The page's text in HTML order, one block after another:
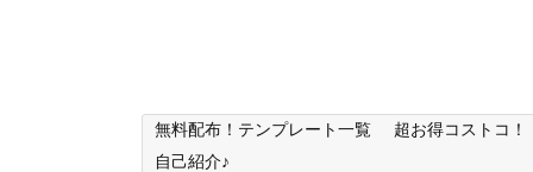
無料配布！テンプレート一覧
超お得コストコ！
自己紹介♪